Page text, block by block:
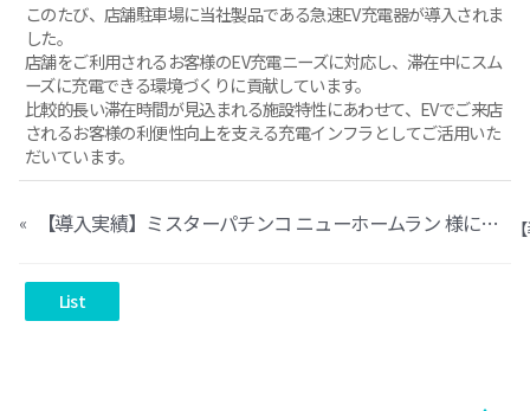
このたび、店舗駐車場に当社製品である急速EV充電器が導入されま
した。
店舗をご利用されるお客様のEV充電ニーズに対応し、滞在中にスム
ーズに充電できる環境づくりに貢献しています。
比較的長い滞在時間が見込まれる施設特性にあわせて、EVでご来店
されるお客様の利便性向上を支える充電インフラとしてご活用いた
だいています。
« 【導入実績】ミスターパチンコ ニューホームラン 様に当社製品急速EV充電器が導入されました
List